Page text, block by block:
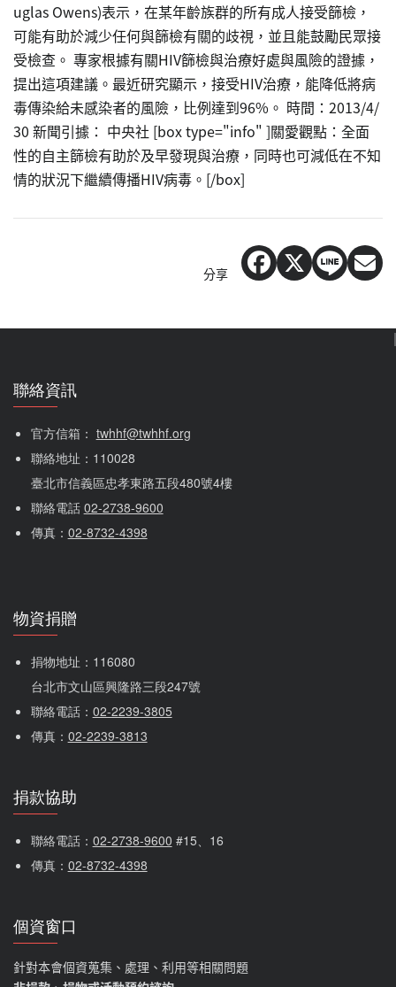
uglas Owens)表示，在某年齡族群的所有成人接受篩檢，
可能有助於減少任何與篩檢有關的歧視，並且能鼓勵民眾接
受檢查。 專家根據有關HIV篩檢與治療好處與風險的證據，
提出這項建議。最近研究顯示，接受HIV治療，能降低將病
毒傳染給未感染者的風險，比例達到96%。 時間：2013/4/
30 新聞引據： 中央社 [box type="info" ]關愛觀點：全面
性的自主篩檢有助於及早發現與治療，同時也可減低在不知
情的狀況下繼續傳播HIV病毒。[/box]
分享
聯絡資訊
官方信箱： twhhf@twhhf.org
聯絡地址：110028
臺北市信義區忠孝東路五段480號4樓
聯絡電話 02-2738-9600
傳真： 02-8732-4398
物資捐贈
捐物地址：116080
台北市文山區興隆路三段247號
聯絡電話： 02-2239-3805
傳真： 02-2239-3813
捐款協助
聯絡電話： 02-2738-9600 #15、16
傳真： 02-8732-4398
個資窗口
針對本會個資蒐集、處理、利用等相關問題